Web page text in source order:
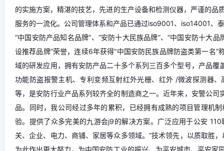
的实施方案，精湛的技艺，先进的生产设备和检测仪器，严谨的
服务的一流化。公司管理体系和产品已通过iso9001、iso14001、
“中国安防产品知名品牌”、“安防十大民族品牌”、“中国安防十大
设推荐品牌”荣誉，连续6年获得“中国安防民族品牌防盗类第一名
域的研发应用，拥有安防产品二十多个系列三百多个型号，产品
功能防盗报警主机、专利变频互射红外光栅、红外 /微波探测器
等，是安防行业产品系列较齐全的制造商之一。近年来，安警公
品。同时，我公司经过多年的累积，已经拥有成熟的项目管理机
验。提供了众多完美的九游会j9的解决方案。广泛应用于公安
关、企业、电力、商铺、家居等众多领域。“技术领先，以质取胜
为此作出更大努力，为中国安防工业的振兴、为平安城市、平安